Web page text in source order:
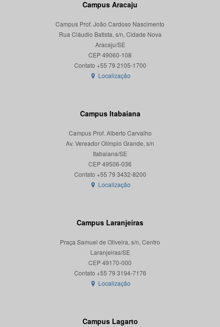
Campus Aracaju
Campus Prof. João Cardoso Nascimento
Rua Cláudio Batista, s/n, Cidade Nova
Aracaju/SE
CEP 49060-108
Localização
Campus Itabaiana
Campus Prof. Alberto Carvalho
Av. Vereador Olímpio Grande, s/n
Itabaiana/SE
CEP 49506-036
Localização
Campus Laranjeiras
Praça Samuel de Oliveira, s/n, Centro
Laranjeiras/SE
CEP 49170-000
Localização
Campus Lagarto